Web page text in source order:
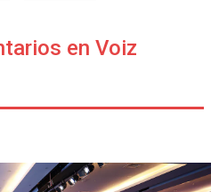
en Voiz